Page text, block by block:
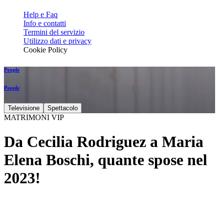
Help e Faq
Info e contatti
Termini del servizio
Utilizzo dati e privacy
Cookie Policy
People
People
Televisione Spettacolo
MATRIMONI VIP
Da Cecilia Rodriguez a Maria
Elena Boschi, quante spose nel
2023!